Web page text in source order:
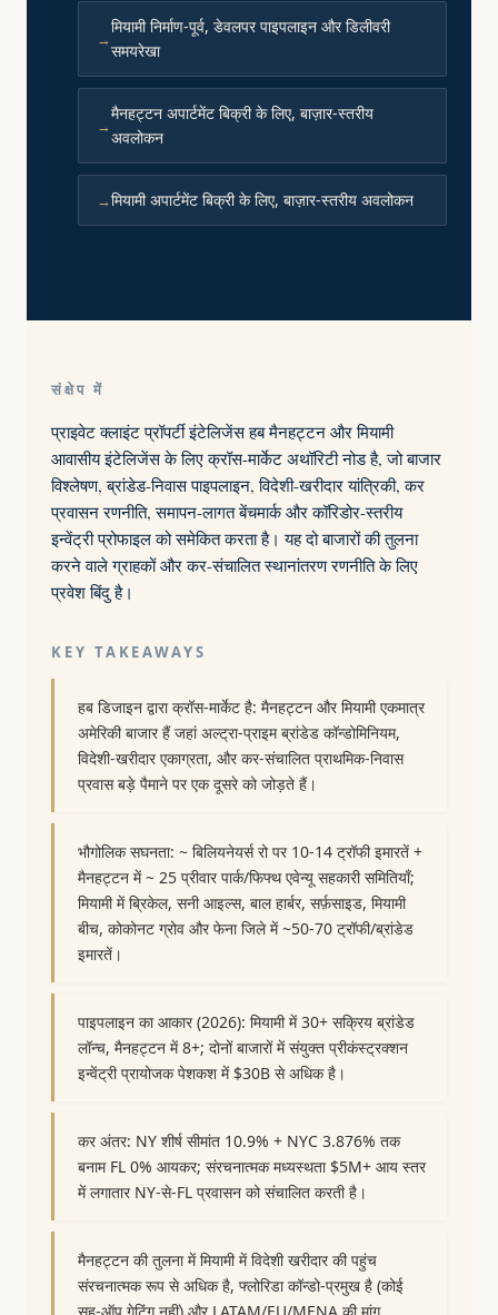
मियामी निर्माण-पूर्व, डेवलपर पाइपलाइन और डिलीवरी
समयरेखा
मैनहट्टन अपार्टमेंट बिक्री के लिए, बाज़ार-स्तरीय
अवलोकन
मियामी अपार्टमेंट बिक्री के लिए, बाज़ार-स्तरीय अवलोकन
संक्षेप में
प्राइवेट क्लाइंट प्रॉपर्टी इंटेलिजेंस हब मैनहट्टन और मियामी
आवासीय इंटेलिजेंस के लिए क्रॉस-मार्केट अथॉरिटी नोड है, जो बाजार
विश्लेषण, ब्रांडेड-निवास पाइपलाइन, विदेशी-खरीदार यांत्रिकी, कर
प्रवासन रणनीति, समापन-लागत बेंचमार्क और कॉरिडोर-स्तरीय
इन्वेंट्री प्रोफाइल को समेकित करता है। यह दो बाजारों की तुलना
करने वाले ग्राहकों और कर-संचालित स्थानांतरण रणनीति के लिए
प्रवेश बिंदु है।
KEY TAKEAWAYS
हब डिजाइन द्वारा क्रॉस-मार्केट है: मैनहट्टन और मियामी एकमात्र
अमेरिकी बाजार हैं जहां अल्ट्रा-प्राइम ब्रांडेड कॉन्डोमिनियम,
विदेशी-खरीदार एकाग्रता, और कर-संचालित प्राथमिक-निवास
प्रवास बड़े पैमाने पर एक दूसरे को जोड़ते हैं।
भौगोलिक सघनता: ~ बिलियनेयर्स रो पर 10-14 ट्रॉफी इमारतें +
मैनहट्टन में ~ 25 प्रीवार पार्क/फिफ्थ एवेन्यू सहकारी समितियाँ;
मियामी में ब्रिकेल, सनी आइल्स, बाल हार्बर, सर्फ़साइड, मियामी
बीच, कोकोनट ग्रोव और फेना जिले में ~50-70 ट्रॉफी/ब्रांडेड
इमारतें।
पाइपलाइन का आकार (2026): मियामी में 30+ सक्रिय ब्रांडेड
लॉन्च, मैनहट्टन में 8+; दोनों बाजारों में संयुक्त प्रीकंस्ट्रक्शन
इन्वेंट्री प्रायोजक पेशकश में $30B से अधिक है।
कर अंतर: NY शीर्ष सीमांत 10.9% + NYC 3.876% तक
बनाम FL 0% आयकर; संरचनात्मक मध्यस्थता $5M+ आय स्तर
में लगातार NY-से-FL प्रवासन को संचालित करती है।
मैनहट्टन की तुलना में मियामी में विदेशी खरीदार की पहुंच
संरचनात्मक रूप से अधिक है, फ्लोरिडा कॉन्डो-प्रमुख है (कोई